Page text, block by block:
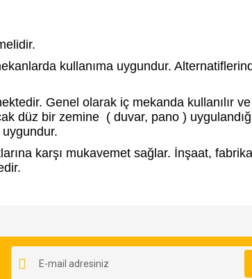
kullanıma uygundur.
Genel olarak iç mekanda kullanılır
düz bir zemine ( duvar, pano )
uygundur.
karşı mukavemet sağlar. İnşaat,